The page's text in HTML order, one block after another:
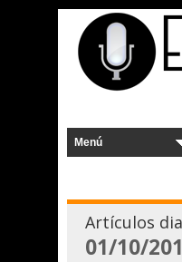
Artículos
01/10/